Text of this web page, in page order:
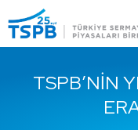
Close
TSPB’NIN